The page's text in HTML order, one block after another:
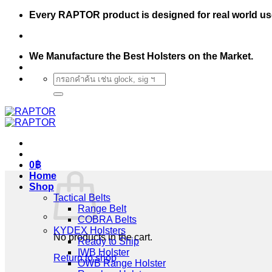
Skip
content
Every RAPTOR product is designed for real world
We Manufacture the Best Holsters on the Market.
Search
for:
0฿
No products in the cart.
Return to shop
Home
Shop
Tactical Belts
Range Belt
COBRA Belts
KYDEX Holsters
Ready to Ship
IWB Holster
OWB Range Holster